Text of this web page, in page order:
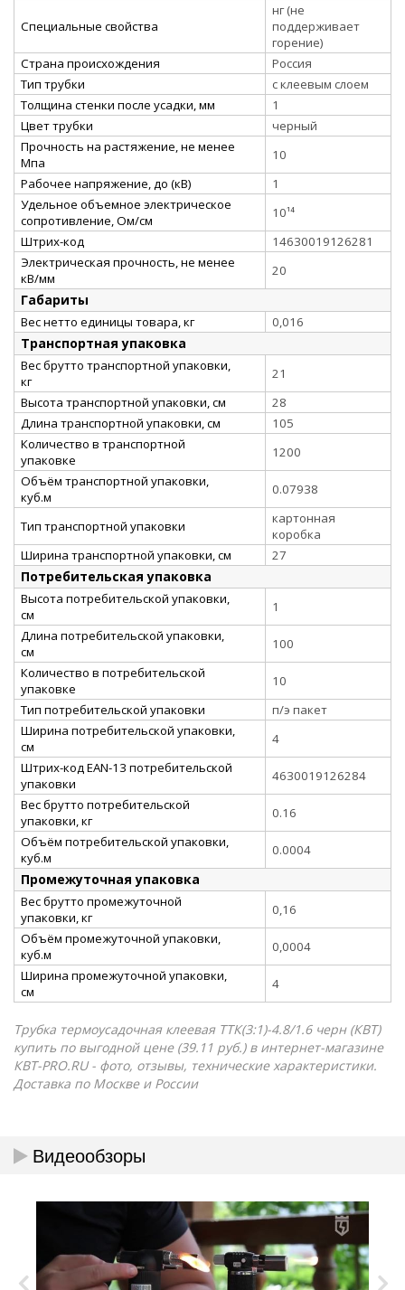
Специальные свойства
нг (не
поддерживает
горение)
Страна происхождения
Россия
Тип трубки
с клеевым слоем
Толщина стенки после усадки, мм
1
Цвет трубки
черный
Прочность на растяжение, не менее
Мпа
10
Рабочее напряжение, до (кВ)
1
Удельное объемное электрическое
сопротивление, Ом/см
10¹⁴
Штрих-код
14630019126281
Электрическая прочность, не менее
кВ/мм
20
Габариты
Вес нетто единицы товара, кг 0,016
Транспортная упаковка
Вес брутто транспортной упаковки,
кг
21
Высота транспортной упаковки, см
28
Длина транспортной упаковки, см
105
Количество в транспортной
упаковке
1200
Объём транспортной упаковки,
куб.м
0.07938
Тип транспортной упаковки
картонная
коробка
Ширина транспортной упаковки, см
27
Потребительская упаковка
Высота потребительской упаковки,
см
1
Длина потребительской упаковки,
см
100
Количество в потребительской
упаковке
10
Тип потребительской упаковки
п/э пакет
Ширина потребительской упаковки,
см
4
Штрих-код EAN-13 потребительской
упаковки
4630019126284
Вес брутто потребительской
упаковки, кг
0.16
Объём потребительской упаковки,
куб.м
0.0004
Промежуточная упаковка
Вес брутто промежуточной
упаковки, кг
0,16
Объём промежуточной упаковки,
куб.м
0,0004
Ширина промежуточной упаковки,
см
4
Трубка термоусадочная клеевая ТТК(3:1)-4.8/1.6 черн (КВТ)
купить по выгодной цене (39.11 руб.) в интернет-магазине
КВТ-PRO.RU - фото, отзывы, технические характеристики.
Доставка по Москве и России
Видеообзоры